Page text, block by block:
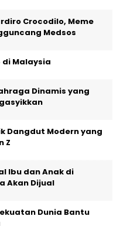
Crocodilo, Meme
Medsos
di Malaysia
Dinamis yang
Dangdut Modern yang
Z
Ibu dan Anak di
Akan Dijual
Dunia Bantu